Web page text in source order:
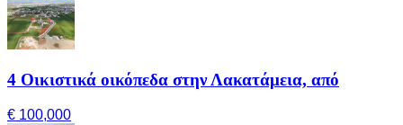
4 Οικιστικά οικόπεδα στην Λακατάμεια, από
€ 100,000